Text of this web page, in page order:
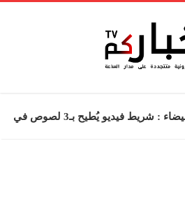
الدار البيضاء : شريط فيديو يُطيح بـ3 لصوص في